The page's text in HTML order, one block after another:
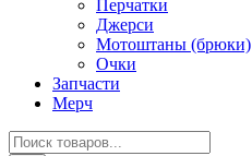
Перчатки
Джерси
Мотоштаны (брюки)
Очки
Запчасти
Мерч
Поиск